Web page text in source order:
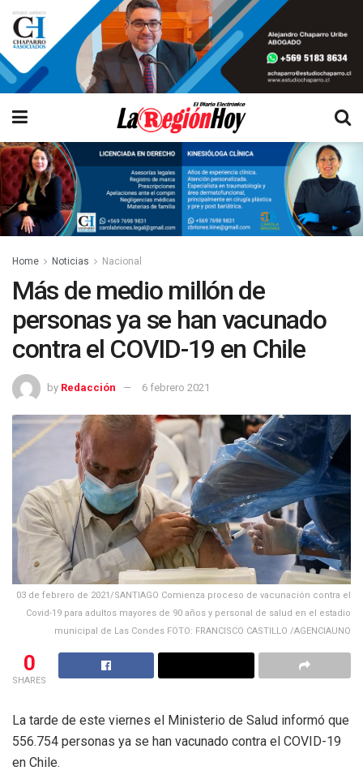
Home Noticias Nacional
Más de medio millón de
personas ya se han vacunado
contra el COVID-19 en Chile
by Redacción 6 febrero 2021
03 de febrero de 2021/SANTIAGO Comienza proceso de vacunación contra el
Covid-19 para adultos mayores de 90 años y personal de salud en el estadio
municipal de Las Condes FOTO: FRANCISCO CASTILLO /AGENCIAUNO
0
SHARES
La tarde de este viernes el Ministerio de Salud informó que
556.754 personas ya se han vacunado contra el COVID-19
en Chile.